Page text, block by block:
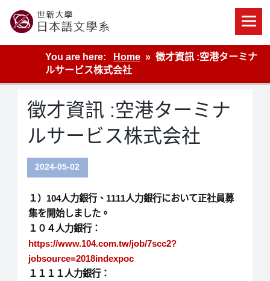
content
世新大學教學單位的網站
You are here:
Home
徵才資訊 :空港ターミナ
ルサービス株式会社
徵才資訊 :空港ターミナ
ルサービス株式会社
2024-05-02
１）104人力銀行、1111人力銀行において正社員募
集を開始しました。
１０４人力銀行：
https://www.104.com.tw/job/7scc2?
jobsource=2018indexpoc
１１１１人力銀行：